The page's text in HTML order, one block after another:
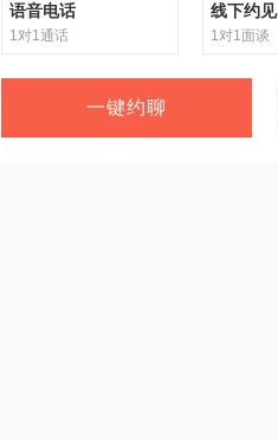
语音电话
1对1通话
线下约见
1对1面谈
一键约聊